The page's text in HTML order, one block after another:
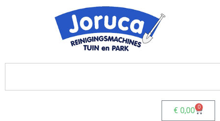
€ 0,00 0